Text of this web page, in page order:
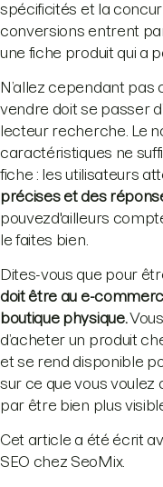
spécificités et la
conversions entrent
une fiche produit qui a
N’allez cependant pas
vendre doit se passer
lecteur recherche. Le
caractéristiques ne
fiche : les utilisateurs
précises et des
pouvezd'ailleurs
le faites bien.
Dites-vous que pour
doit être au e-
boutique physique.
d’acheter un produit
et se rend disponible
sur ce que vous
par être bien plus
Cet article a été écrit
SEO chez SeoMix.